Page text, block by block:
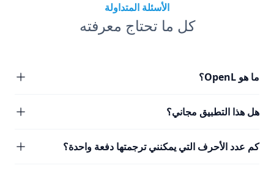
الأسئلة المتداولة
كل ما تحتاج معرفته
ما هو OpenL؟
هل هذا التطبيق مجاني؟
كم عدد الأحرف التي يمكنني ترجمتها دفعة واحدة؟